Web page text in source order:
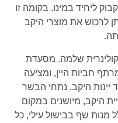
ליחיד במינו. בקומה זו
לרכוש את מוצרי היקב
שלמה. מסעדת
חביות היין, ומציעה
יינות היקב. נתחי הבשר
היקב, מיושנים במקום
מנות שף בבישול עילי, כל